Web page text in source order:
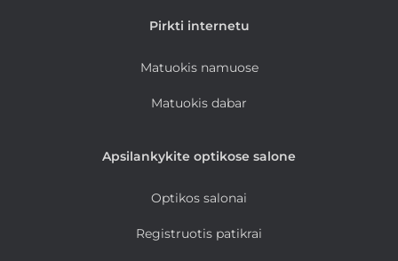
Pirkti internetu
Matuokis namuose
Matuokis dabar
Apsilankykite optikose salone
Optikos salonai
Registruotis patikrai